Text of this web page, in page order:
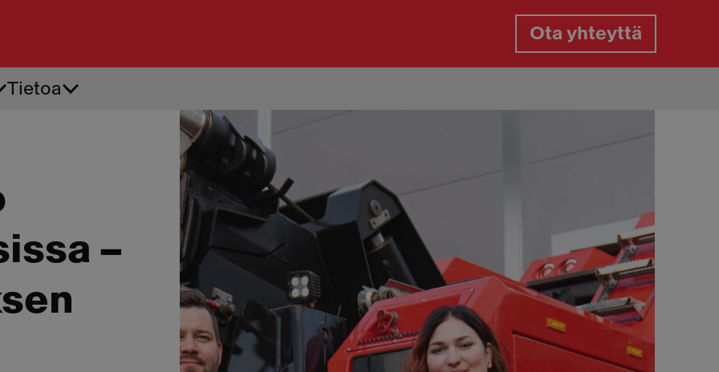
Ota yhteyttä
Auton käynnistysapu
Auton oven avaus
Renkaanvaihto tien päällä
Renkaiden vaihto kotipihassa
Tietoa
–